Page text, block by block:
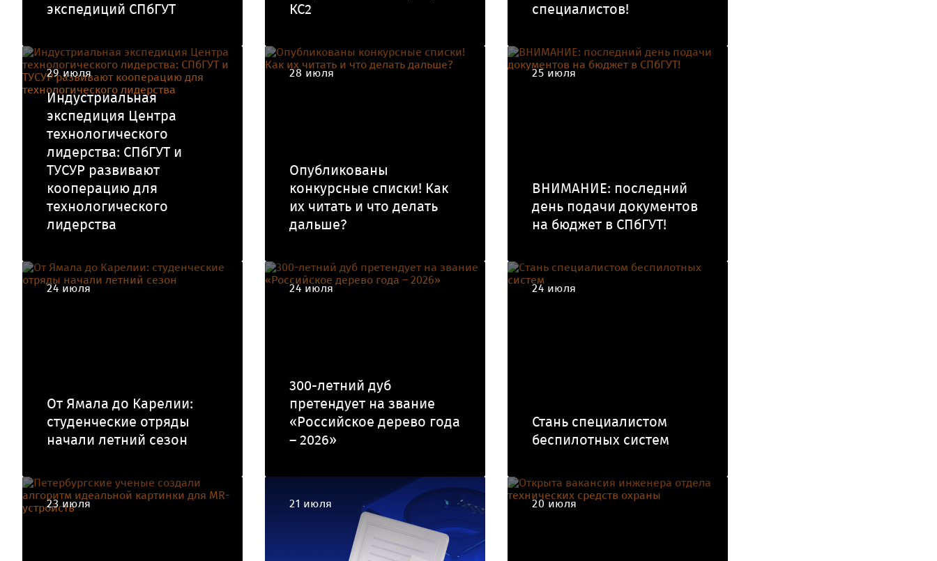
экспедиций СПбГУТ
КС2
специалистов!
29 июля
Индустриальная
экспедиция Центра
технологического
лидерства: СПбГУТ и
ТУСУР развивают
кооперацию для
технологического
лидерства
28 июля
Опубликованы
конкурсные списки! Как
их читать и что делать
дальше?
25 июля
ВНИМАНИЕ: последний
день подачи документов
на бюджет в СПбГУТ!
24 июля
От Ямала до Карелии:
студенческие отряды
начали летний сезон
24 июля
300-летний дуб
претендует на звание
«Российское дерево года
– 2026»
24 июля
Стань специалистом
беспилотных систем
23 июля 21 июля 20 июля